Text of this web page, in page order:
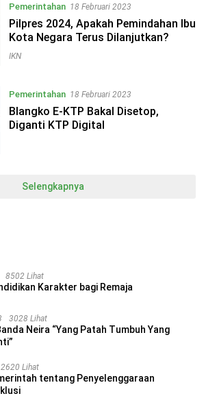
Pemerintahan 18 Februari 2023
Pilpres 2024, Apakah Pemindahan Ibu
Kota Negara Terus Dilanjutkan?
IKN
Pemerintahan 18 Februari 2023
Blangko E-KTP Bakal Disetop,
Diganti KTP Digital
Selengkapnya
8502 Lihat
Karakter bagi Remaja
3028 Lihat
Neira “Yang Patah Tumbuh Yang
2620 Lihat
tentang Penyelenggaraan